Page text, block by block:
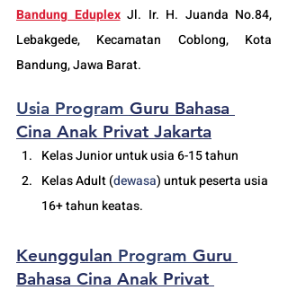
Bandung Eduplex Jl. Ir. H. Juanda No.84,
Lebakgede, Kecamatan Coblong, Kota
Bandung, Jawa Barat.
Usia Program Guru Bahasa
Cina Anak Privat Jakarta
Kelas Junior untuk usia 6-15 tahun
Kelas Adult (dewasa) untuk peserta usia
16+ tahun keatas.
Keunggulan Program Guru
Bahasa Cina Anak Privat